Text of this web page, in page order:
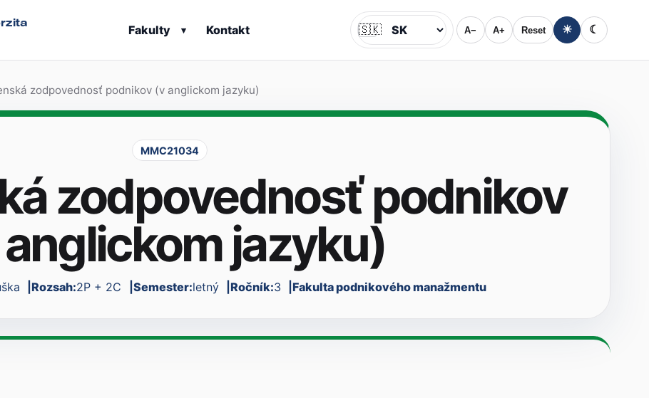
Fakulty ▾ Kontakt Jazyk
🇸🇰 A− A+ Reset ☀ ☾
zodpovednosť podnikov (v anglickom jazyku)
MMC21034
zodpovednosť podnikov
jazyku)
Rozsah:2P + 2C Semester:letný Ročník:3 Fakulta podnikového manažmentu